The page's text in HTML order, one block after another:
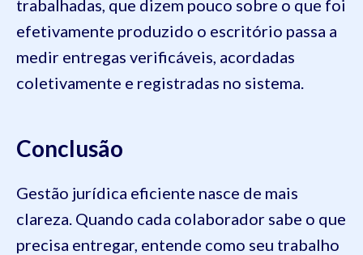
trabalhadas, que dizem pouco sobre o que foi
efetivamente produzido o escritório passa a
medir entregas verificáveis, acordadas
coletivamente e registradas no sistema.
Conclusão
Gestão jurídica eficiente nasce de mais
clareza. Quando cada colaborador sabe o que
precisa entregar, entende como seu trabalho